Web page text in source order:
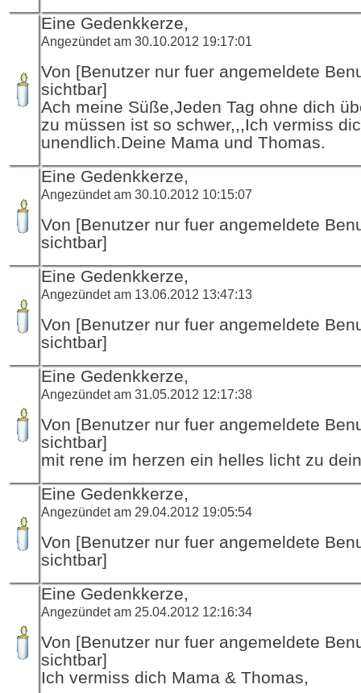
Eine Gedenkkerze,
Angezündet am 30.10.2012 19:17:01
Von [Benutzer nur fuer angemeldete
sichtbar]
Ach meine Süße,Jeden Tag ohne dich
zu müssen ist so schwer,,,Ich vermiss
unendlich.Deine Mama und Thomas.
Eine Gedenkkerze,
Angezündet am 30.10.2012 10:15:07
Von [Benutzer nur fuer angemeldete
sichtbar]
Eine Gedenkkerze,
Angezündet am 13.06.2012 13:47:13
Von [Benutzer nur fuer angemeldete
sichtbar]
Eine Gedenkkerze,
Angezündet am 31.05.2012 12:17:38
Von [Benutzer nur fuer angemeldete
sichtbar]
mit rene im herzen ein helles licht zu
Eine Gedenkkerze,
Angezündet am 29.04.2012 19:05:54
Von [Benutzer nur fuer angemeldete
sichtbar]
Eine Gedenkkerze,
Angezündet am 25.04.2012 12:16:34
Von [Benutzer nur fuer angemeldete
sichtbar]
Ich vermiss dich Mama & Thomas,